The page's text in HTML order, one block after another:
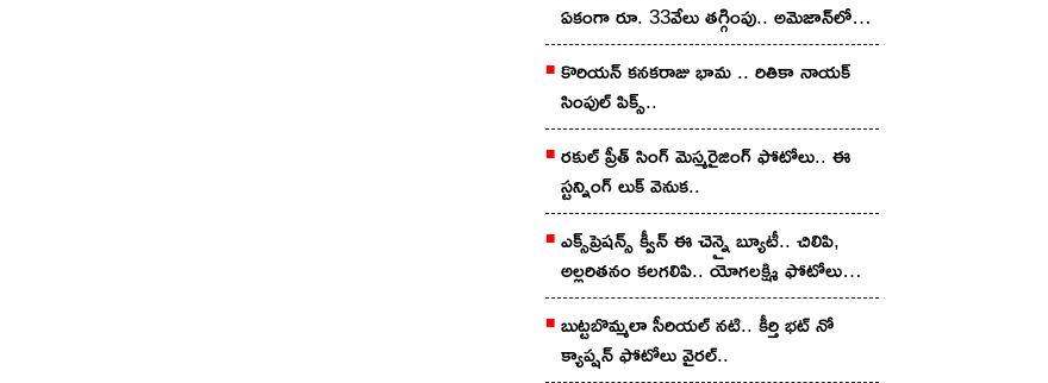
ఏకంగా రూ. 33వేలు తగ్గింపు.. అమెజాన్‌లో
ఇలా కొన్నారంటే?
కొరియన్‌ కనకరాజు భామ .. రితికా నాయ‌క్
సింపుల్ పిక్స్‌..
ర‌కుల్ ప్రీత్ సింగ్ మెస్మ‌రైజింగ్ ఫోటోలు.. ఈ
స్ట‌న్నింగ్ లుక్ వెనుక‌..
ఎక్స్‌ప్రెష‌న్స్ క్వీన్ ఈ చెన్నై బ్యూటీ.. చిలిపి,
అల్ల‌రిత‌నం క‌ల‌గ‌లిపి.. యోగలక్ష్మి ఫోటోలు
వైర‌ల్‌..
బుట్ట‌బొమ్మ‌లా సీరియ‌ల్ న‌టి.. కీర్తి భ‌ట్‌ నో
క్యాప్ష‌న్‌ ఫోటోలు వైర‌ల్‌..